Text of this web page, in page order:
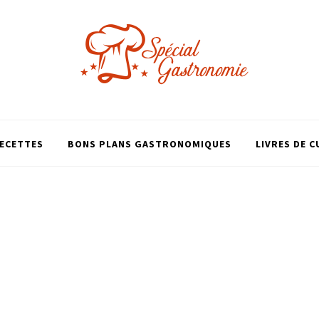
BONS PLANS GASTRONOMIQUES LIVRES DE